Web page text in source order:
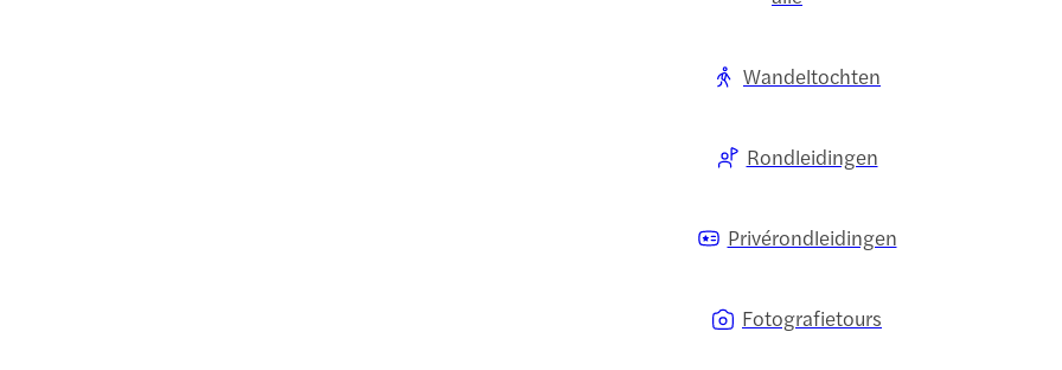
Wandeltochten
Rondleidingen
Privérondleidingen
Fotografietours